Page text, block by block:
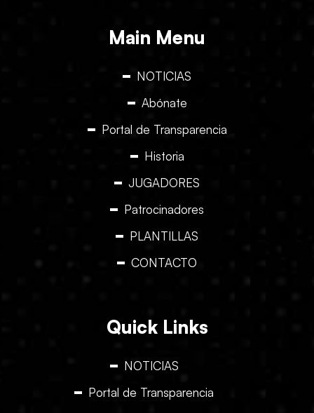
Main Menu
NOTICIAS
Abónate
Portal de Transparencia
Historia
JUGADORES
Patrocinadores
PLANTILLAS
CONTACTO
Quick Links
NOTICIAS
Portal de Transparencia